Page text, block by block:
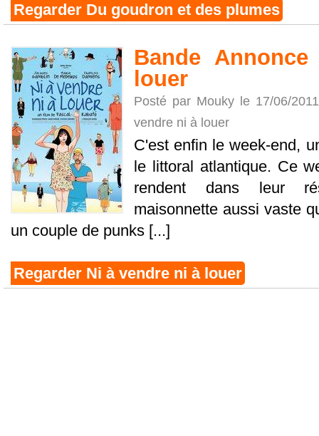
Regarder Du goudron et des plumes
Bande
louer
Posté par Mouky le 17/06/
vendre ni à louer
C'est enfin le week-end,
le littoral atlantique. Ce
rendent dans leur
maisonnette aussi vaste
un couple de punks [...]
Regarder Ni à vendre ni à louer